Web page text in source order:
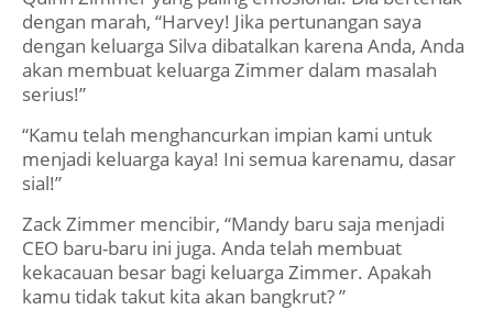
dengan marah, “Harvey! Jika pertunangan saya
dengan keluarga Silva dibatalkan karena Anda, Anda
akan membuat keluarga Zimmer dalam masalah
serius!”
“Kamu telah menghancurkan impian kami untuk
menjadi keluarga kaya! Ini semua karenamu, dasar
sial!”
Zack Zimmer mencibir, “Mandy baru saja menjadi
CEO baru-baru ini juga. Anda telah membuat
kekacauan besar bagi keluarga Zimmer. Apakah
kamu tidak takut kita akan bangkrut? ”